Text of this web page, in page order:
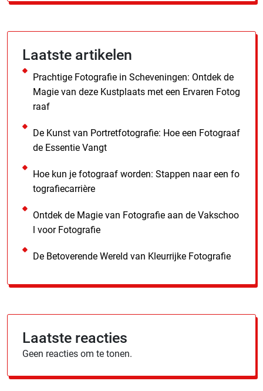
Laatste artikelen
Prachtige Fotografie in Scheveningen: Ontdek de
Magie van deze Kustplaats met een Ervaren Fotog
raaf
De Kunst van Portretfotografie: Hoe een Fotograaf
de Essentie Vangt
Hoe kun je fotograaf worden: Stappen naar een fo
tografiecarrière
Ontdek de Magie van Fotografie aan de Vakschoo
l voor Fotografie
De Betoverende Wereld van Kleurrijke Fotografie
Laatste reacties
Geen reacties om te tonen.